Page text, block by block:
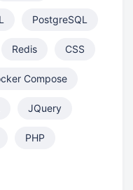
PostgreSQL
Redis CSS
Compose
JQuery
PHP